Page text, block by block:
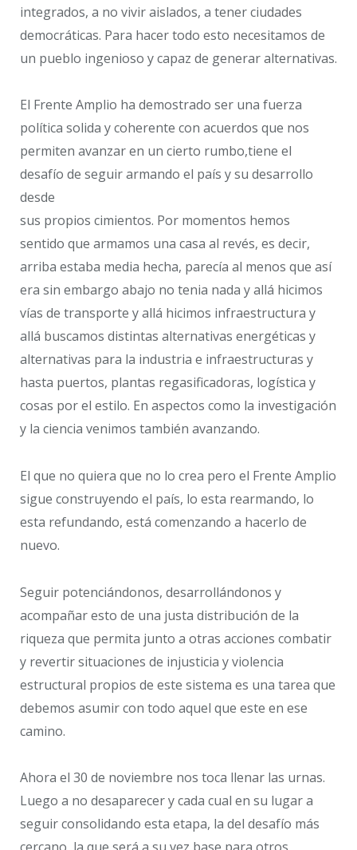
integrados, a no vivir aislados, a tener ciudades
democráticas. Para hacer todo esto necesitamos de
un pueblo ingenioso y capaz de generar alternativas.
El Frente Amplio ha demostrado ser una fuerza
política solida y coherente con acuerdos que nos
permiten avanzar en un cierto rumbo,tiene el
desafío de seguir armando el país y su desarrollo
desde
sus propios cimientos. Por momentos hemos
sentido que armamos una casa al revés, es decir,
arriba estaba media hecha, parecía al menos que así
era sin embargo abajo no tenia nada y allá hicimos
vías de transporte y allá hicimos infraestructura y
allá buscamos distintas alternativas energéticas y
alternativas para la industria e infraestructuras y
hasta puertos, plantas regasificadoras, logística y
cosas por el estilo. En aspectos como la investigación
y la ciencia venimos también avanzando.
El que no quiera que no lo crea pero el Frente Amplio
sigue construyendo el país, lo esta rearmando, lo
esta refundando, está comenzando a hacerlo de
nuevo.
Seguir potenciándonos, desarrollándonos y
acompañar esto de una justa distribución de la
riqueza que permita junto a otras acciones combatir
y revertir situaciones de injusticia y violencia
estructural propios de este sistema es una tarea que
debemos asumir con todo aquel que este en ese
camino.
Ahora el 30 de noviembre nos toca llenar las urnas.
Luego a no desaparecer y cada cual en su lugar a
seguir consolidando esta etapa, la del desafío más